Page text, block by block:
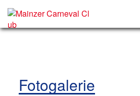
Fotogalerie